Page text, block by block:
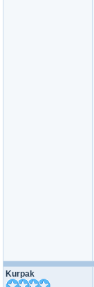
Kurpak